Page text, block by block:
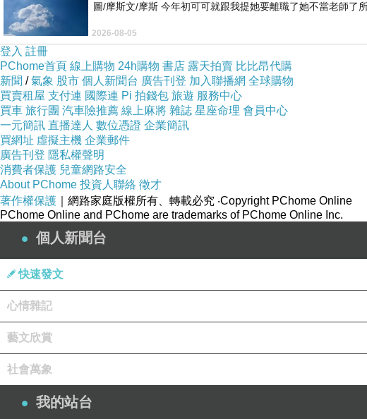
圖/摩斯文/摩斯 今年初可可就跟我提她要離職了她不當老師了
2026-08-05
登入 註冊
PChome首頁 線上購物 24h購物 書店 露天拍賣 比比昂代購
新聞 /氣象 股市 個人新聞台 廣告刊登 加入聯播網 全球購物
買賣租屋 支付連 國際連 Pi 拍錢包 旅遊 服務中心
買車 旅行團 汽車險推薦 線上麻將 雜誌 星座命理 會員中心
一元簡訊 直播達人 數位憑證 企業簡訊
買網址 虛擬主機 企業郵件
廣告刊登 隱私權聲明
消費者保護 兒童網路安全
About PChome 投資人聯絡 徵才
著作權保護 ｜網路家庭版權所有、轉載必究 ‧Copyright PChome Online
PChome Online and PChome are trademarks of PChome Online Inc.
個人新聞台
快速發文
心情雜記
藝文欣賞
社會萬象
我的站台